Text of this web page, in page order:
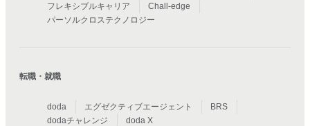
フレキシブルキャリア
Chall-edge
パーソルクロステクノロジー
転職・就職
doda エグゼクティブエージェント
BRS
dodaチャレンジ
doda X